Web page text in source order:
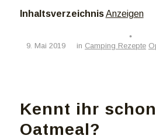
Inhaltsverzeichnis Anzeigen
9. Mai 2019 in Camping Rezepte
Kennt ihr schon
Oatmeal?